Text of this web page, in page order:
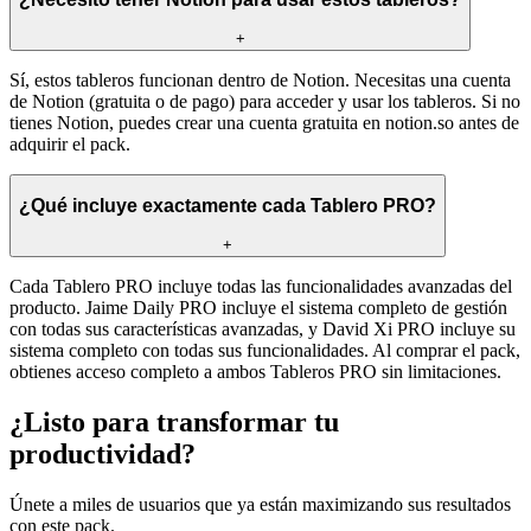
+
Sí, estos tableros funcionan dentro de Notion. Necesitas una cuenta
de Notion (gratuita o de pago) para acceder y usar los tableros. Si no
tienes Notion, puedes crear una cuenta gratuita en notion.so antes de
adquirir el pack.
¿Qué incluye exactamente cada Tablero PRO?
+
Cada Tablero PRO incluye todas las funcionalidades avanzadas del
producto. Jaime Daily PRO incluye el sistema completo de gestión
con todas sus características avanzadas, y David Xi PRO incluye su
sistema completo con todas sus funcionalidades. Al comprar el pack,
obtienes acceso completo a ambos Tableros PRO sin limitaciones.
¿Listo para transformar tu
productividad?
Únete a miles de usuarios que ya están maximizando sus resultados
con este pack.